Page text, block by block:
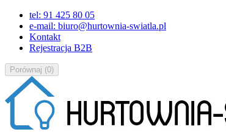
tel: 91 425 80 05
e-mail: biuro@hurtownia-swiatla.pl
Kontakt
Rejestracja B2B
Porównaj (0)